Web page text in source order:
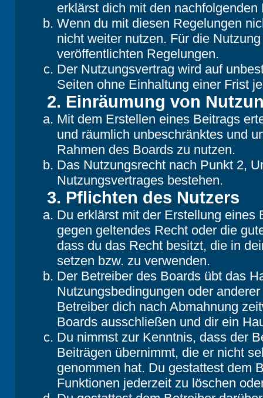
erklärst dich mit den
Wenn du mit diesen Regelungen
nicht weiter nutzen. Für die
veröffentlichten Regelungen.
Der Nutzungsvertrag wird auf
Seiten ohne Einhaltung einer Frist
2. Einräumung von
Mit dem Erstellen eines Beitrags
und räumlich unbeschränktes und
Rahmen des Boards zu nutzen.
Das Nutzungsrecht nach Punkt 2,
Nutzungsvertrages bestehen.
3. Pflichten des Nutzers
Du erklärst mit der Erstellung eines
gegen geltendes Recht oder die
dass du das Recht besitzt, die in
setzen bzw. zu verwenden.
Der Betreiber des Boards übt das
Nutzungsbedingungen oder
Betreiber dich nach Abmahnung
Boards ausschließen und dir ein
Du nimmst zur Kenntnis, dass der
Beiträgen übernimmt, die er nicht
genommen hat. Du gestattest dem
Funktionen jederzeit zu löschen